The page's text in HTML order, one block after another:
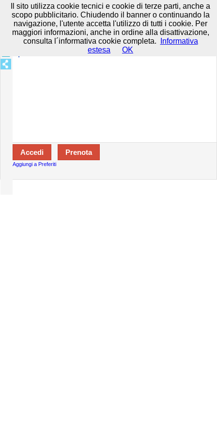
Prenota in tutta sicurezza con HTTPS All rights reserved. Privacy e
Cookie-Disclaimer-Termini d'uso
Specializzazioni:
Aggiungi a Preferiti
Il sito utilizza cookie tecnici e cookie di terze parti, anche a
scopo pubblicitario. Chiudendo il banner o continuando la
navigazione, l'utente accetta l'utilizzo di tutti i cookie. Per
maggiori informazioni, anche in ordine alla disattivazione,
consulta l´informativa cookie completa.
Informativa
estesa
OK